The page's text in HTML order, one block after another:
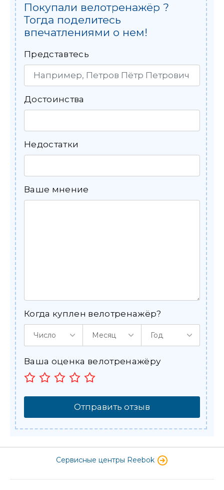
Покупали велотренажёр ?
Тогда поделитесь
впечатлениями о нем!
Представтесь
Достоинства
Недостатки
Ваше мнение
Ваша оценка велотренажёру
Когда куплен велотренажёр?
Число Месяц Год
Отправить отзыв
Сервисные центры Reebok